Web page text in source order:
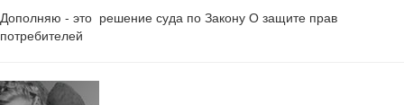
Дополняю - это решение суда по Закону О защите прав
потребителей